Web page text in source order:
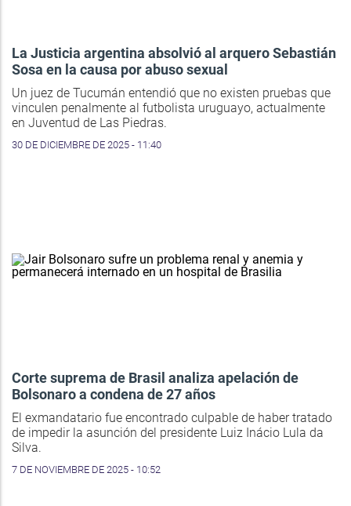
La Justicia argentina absolvió al arquero Sebastián
Sosa en la causa por abuso sexual
Un juez de Tucumán entendió que no existen pruebas que
vinculen penalmente al futbolista uruguayo, actualmente
en Juventud de Las Piedras.
30 DE DICIEMBRE DE 2025 - 11:40
Corte suprema de Brasil analiza apelación de
Bolsonaro a condena de 27 años
El exmandatario fue encontrado culpable de haber tratado
de impedir la asunción del presidente Luiz Inácio Lula da
Silva.
7 DE NOVIEMBRE DE 2025 - 10:52